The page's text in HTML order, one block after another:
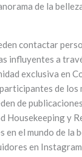
de la
contactar
influyentes a
exclusiva en
de los
de
Housekeeping y
en el mundo de la
en